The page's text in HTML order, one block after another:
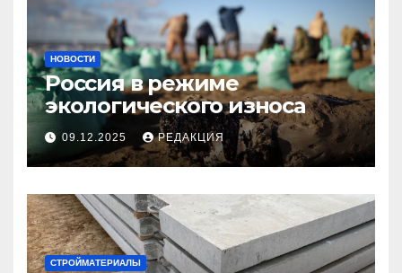
НОВОСТИ
Россия в режиме
экологического износа
09.12.2025 РЕДАКЦИЯ
СТРОЙМАТЕРИАЛЫ